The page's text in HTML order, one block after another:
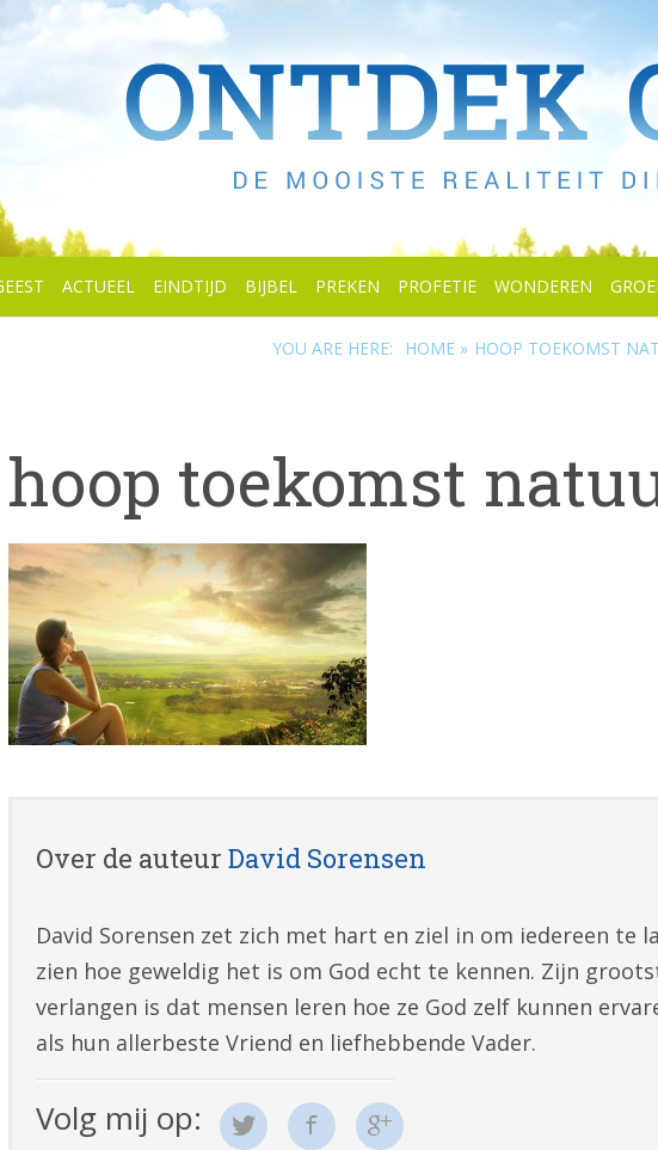
ACTUEEL EINDTIJD BIJBEL PREKEN PROFETIE WONDEREN
YOU ARE HERE: HOME » HOOP TOEKOMST
hoop toekomst
Over de auteur David Sorensen
David Sorensen zet zich met hart en ziel in om iedereen te
zien hoe geweldig het is om God echt te kennen. Zijn
verlangen is dat mensen leren hoe ze God zelf kunnen
als hun allerbeste Vriend en liefhebbende Vader.
Volg mij op: